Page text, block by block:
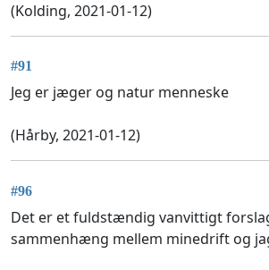
(Kolding, 2021-01-12)
#91
Jeg er jæger og natur menneske
(Hårby, 2021-01-12)
#96
Det er et fuldstændig vanvittigt
sammenhæng mellem minedrift og